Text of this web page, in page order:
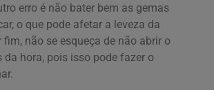
erro é não bater bem as gemas
o que pode afetar a leveza da
fim, não se esqueça de não abrir o
da hora, pois isso pode fazer o